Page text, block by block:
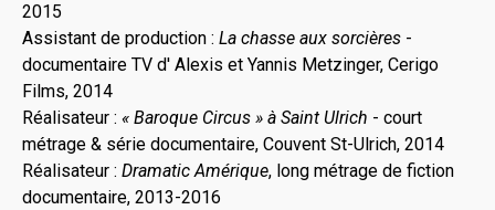
2015
Assistant de production : La chasse aux sorcières -
documentaire TV d' Alexis et Yannis Metzinger, Cerigo
Films, 2014
Réalisateur : « Baroque Circus » à Saint Ulrich - court
métrage & série documentaire, Couvent St-Ulrich, 2014
Réalisateur : Dramatic Amérique, long métrage de fiction
documentaire, 2013-2016